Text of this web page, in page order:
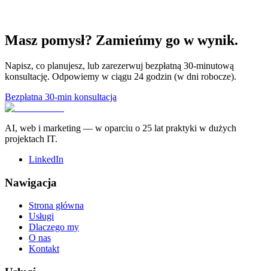
Masz pomysł? Zamieńmy go w wynik.
Napisz, co planujesz, lub zarezerwuj bezpłatną 30-minutową
konsultację. Odpowiemy w ciągu 24 godzin (w dni robocze).
Bezpłatna 30-min konsultacja
AI, web i marketing — w oparciu o 25 lat praktyki w dużych
projektach IT.
LinkedIn
Nawigacja
Strona główna
Usługi
Dlaczego my
O nas
Kontakt